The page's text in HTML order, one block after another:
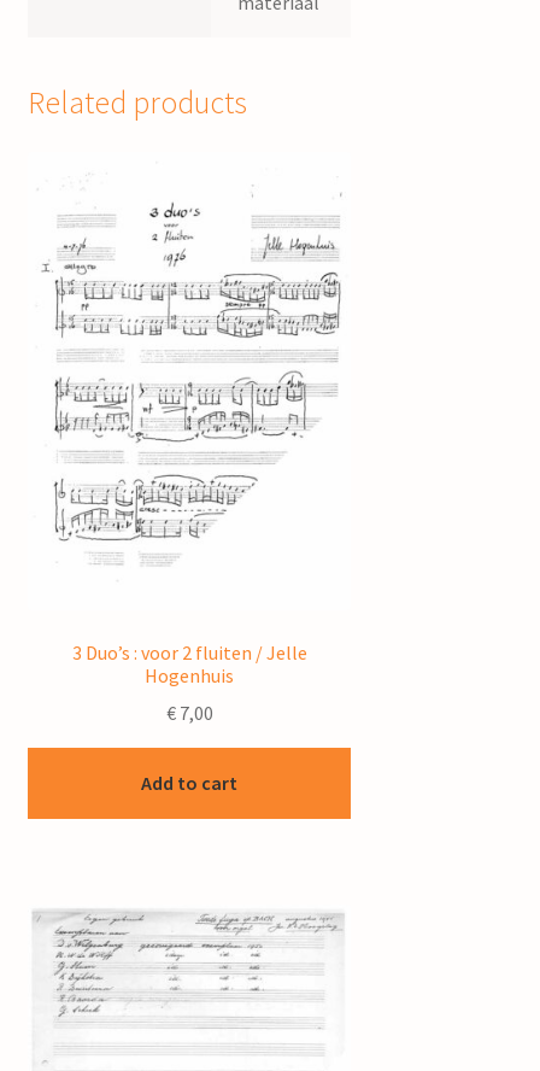
Related products
3 Duo’s : voor 2 fluiten / Jelle
Hogenhuis
€7,00
Add to cart